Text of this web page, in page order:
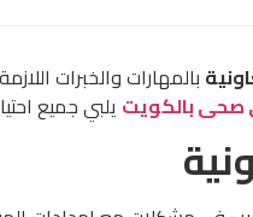
بالمهارات والخبرات
صحى بالكويت يلبي جميع